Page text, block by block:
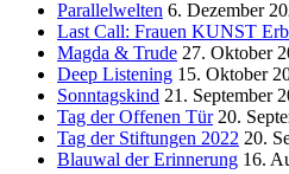
Parallelwelten 6. Dezember
Last Call: Frauen KUNST
Magda & Trude 27. Oktober
Deep Listening 15. Oktober
Sonntagskind 21. September
Tag der Offenen Tür 20.
Tag der Stiftungen 2022 20.
Blauwal der Erinnerung 16.